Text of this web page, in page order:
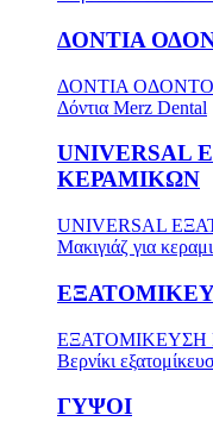
ΔΟΝΤΙΑ
ΔΟΝΤΙΑ
Δόντια Merz Dental
ΚΕΡΑΜΙΚΩΝ
UNIVERSAL
Μακιγιάζ για
ΕΞΑΤΟΜΙΚΕΥΣΗ
Βερνίκι
ΓΥΨΟΙ